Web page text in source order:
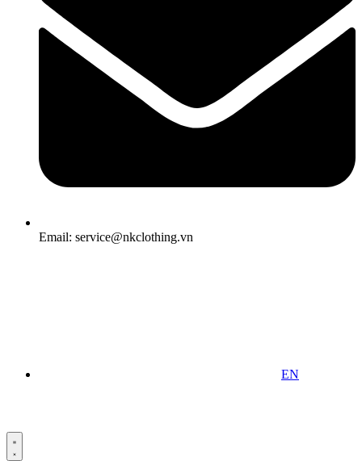
Email: service@nkclothing.vn
EN